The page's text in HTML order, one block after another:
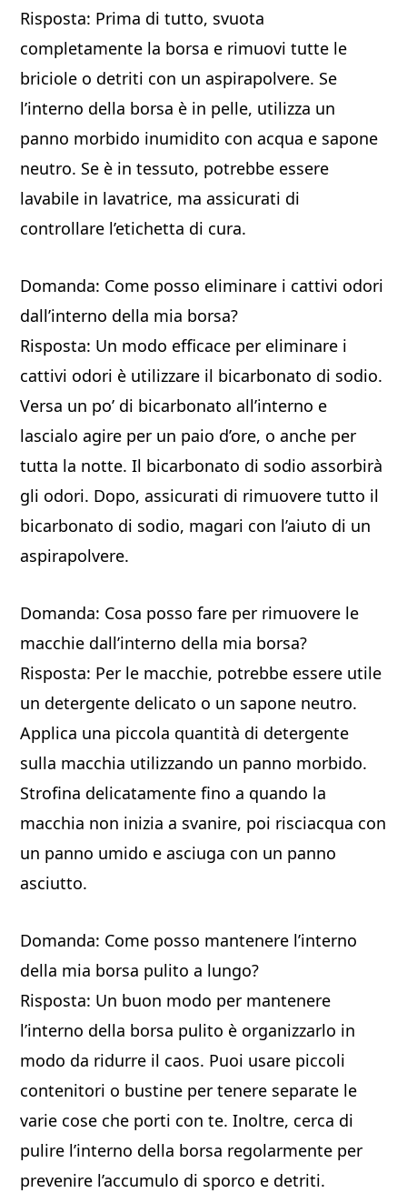
Risposta: Prima di tutto, svuota
completamente la borsa e rimuovi tutte le
briciole o detriti con un aspirapolvere. Se
l’interno della borsa è in pelle, utilizza un
panno morbido inumidito con acqua e sapone
neutro. Se è in tessuto, potrebbe essere
lavabile in lavatrice, ma assicurati di
controllare l’etichetta di cura.
Domanda: Come posso eliminare i cattivi odori
dall’interno della mia borsa?
Risposta: Un modo efficace per eliminare i
cattivi odori è utilizzare il bicarbonato di sodio.
Versa un po’ di bicarbonato all’interno e
lascialo agire per un paio d’ore, o anche per
tutta la notte. Il bicarbonato di sodio assorbirà
gli odori. Dopo, assicurati di rimuovere tutto il
bicarbonato di sodio, magari con l’aiuto di un
aspirapolvere.
Domanda: Cosa posso fare per rimuovere le
macchie dall’interno della mia borsa?
Risposta: Per le macchie, potrebbe essere utile
un detergente delicato o un sapone neutro.
Applica una piccola quantità di detergente
sulla macchia utilizzando un panno morbido.
Strofina delicatamente fino a quando la
macchia non inizia a svanire, poi risciacqua con
un panno umido e asciuga con un panno
asciutto.
Domanda: Come posso mantenere l’interno
della mia borsa pulito a lungo?
Risposta: Un buon modo per mantenere
l’interno della borsa pulito è organizzarlo in
modo da ridurre il caos. Puoi usare piccoli
contenitori o bustine per tenere separate le
varie cose che porti con te. Inoltre, cerca di
pulire l’interno della borsa regolarmente per
prevenire l’accumulo di sporco e detriti.